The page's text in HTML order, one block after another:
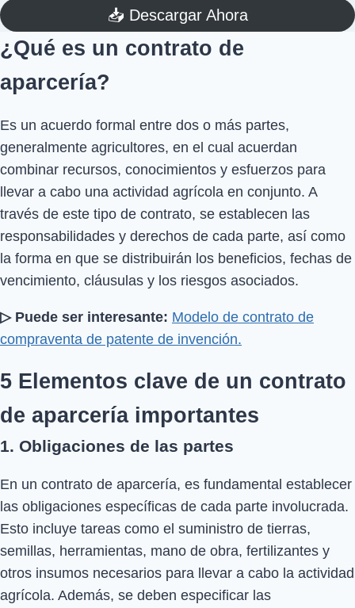
📥​ Descargar Ahora
¿Qué es un contrato de
aparcería?
Es un acuerdo formal entre dos o más partes,
generalmente agricultores, en el cual acuerdan
combinar recursos, conocimientos y esfuerzos para
llevar a cabo una actividad agrícola en conjunto. A
través de este tipo de contrato, se establecen las
responsabilidades y derechos de cada parte, así como
la forma en que se distribuirán los beneficios, fechas de
vencimiento, cláusulas y los riesgos asociados.
▷ Puede ser interesante: Modelo de contrato de
compraventa de patente de invención.
5 Elementos clave de un contrato
de aparcería importantes
1. Obligaciones de las partes
En un contrato de aparcería, es fundamental establecer
las obligaciones específicas de cada parte involucrada.
Esto incluye tareas como el suministro de tierras,
semillas, herramientas, mano de obra, fertilizantes y
otros insumos necesarios para llevar a cabo la actividad
agrícola. Además, se deben especificar las